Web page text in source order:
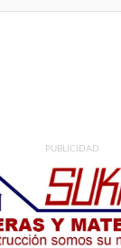
PUBLICIDAD